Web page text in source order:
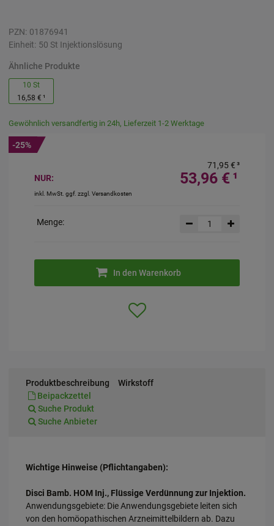
PZN: 01876941
Einheit: 50 St Injektionslösung
Ähnliche Produkte
10 St
16,58 € ¹
Gewöhnlich versandfertig in 24h, Lieferzeit 1-2 Werktage
NUR: 53,96 € ¹
71,95 €³
inkl. MwSt. ggf. zzgl. Versandkosten
-25%
Menge:
In den Warenkorb
Produktbeschreibung
Wirkstoff
Beipackzettel
Suche Produkt
Suche Anbieter
Wichtige Hinweise (Pflichtangaben):
Disci Bamb. HOM Inj., Flüssige Verdünnung zur Injektion.
Anwendungsgebiete: Die Anwendungsgebiete leiten sich
von den homöopathischen Arzneimittelbildern ab. Dazu